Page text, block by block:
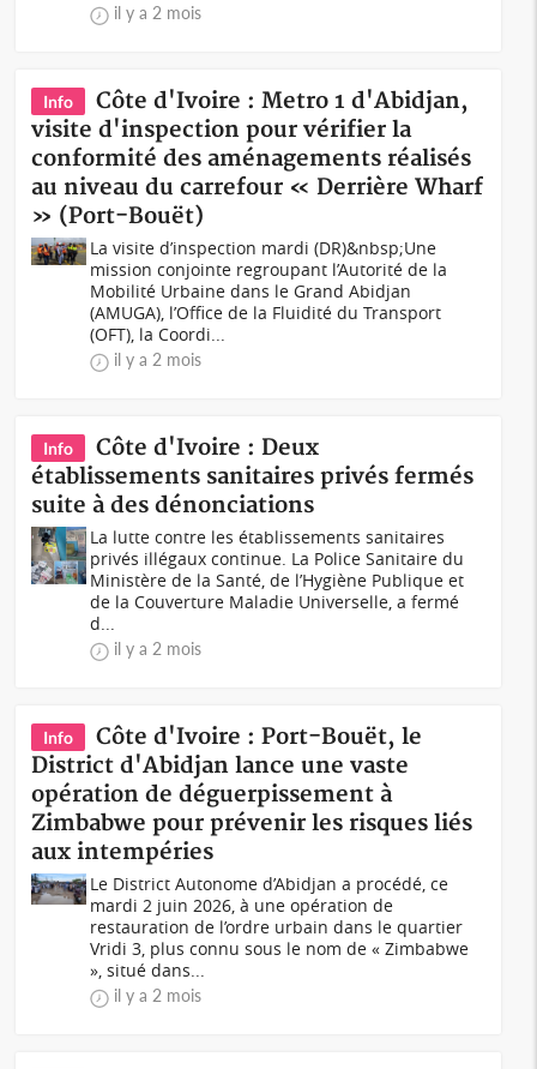
il y a 2 mois
Info
Côte d'Ivoire : Metro 1 d'Abidjan,
visite d'inspection pour vérifier la
conformité des aménagements réalisés
au niveau du carrefour « Derrière Wharf
» (Port-Bouët)
La visite d’inspection mardi (DR)&nbsp;Une
mission conjointe regroupant l’Autorité de la
Mobilité Urbaine dans le Grand Abidjan
(AMUGA), l’Office de la Fluidité du Transport
(OFT), la Coordi...
il y a 2 mois
Info
Côte d'Ivoire : Deux
établissements sanitaires privés fermés
suite à des dénonciations
La lutte contre les établissements sanitaires
privés illégaux continue. La Police Sanitaire du
Ministère de la Santé, de l’Hygiène Publique et
de la Couverture Maladie Universelle, a fermé
d...
il y a 2 mois
Info
Côte d'Ivoire : Port-Bouët, le
District d'Abidjan lance une vaste
opération de déguerpissement à
Zimbabwe pour prévenir les risques liés
aux intempéries
Le District Autonome d’Abidjan a procédé, ce
mardi 2 juin 2026, à une opération de
restauration de l’ordre urbain dans le quartier
Vridi 3, plus connu sous le nom de « Zimbabwe
», situé dans...
il y a 2 mois